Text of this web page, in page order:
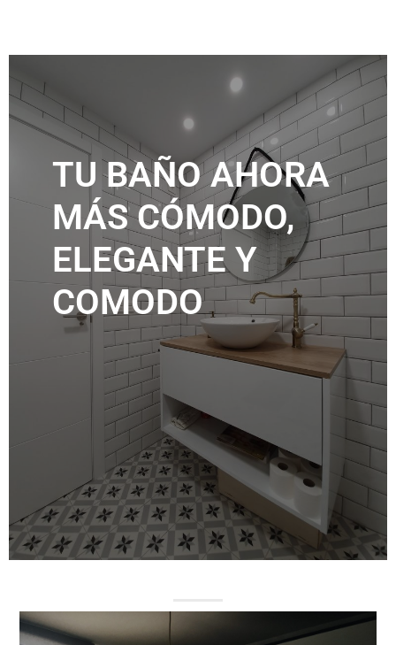
TU BAÑO AHORA
MÁS CÓMODO,
ELEGANTE Y
COMODO